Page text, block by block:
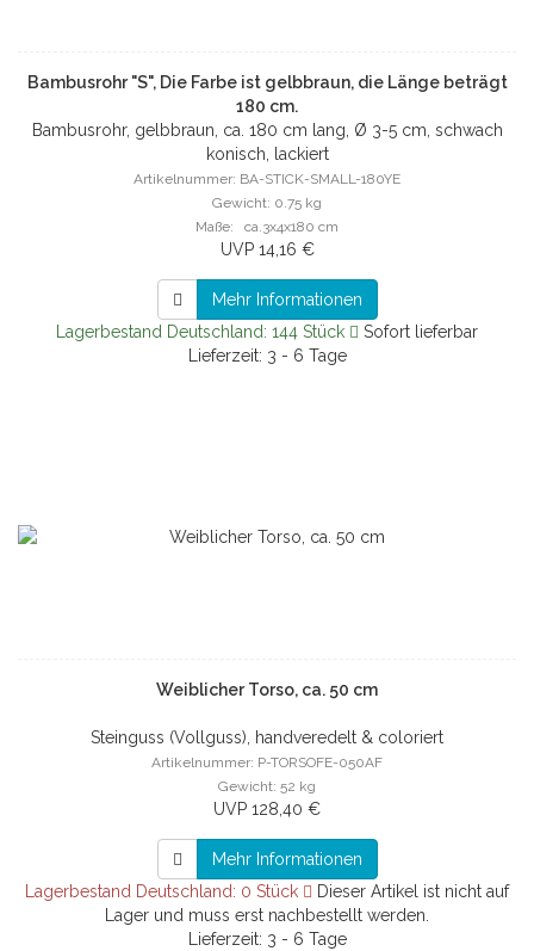
Bambusrohr "S", Die Farbe ist gelbbraun, die Länge beträgt
180 cm.
Bambusrohr, gelbbraun, ca. 180 cm lang, Ø 3-5 cm, schwach
konisch, lackiert
Artikelnummer: BA-STICK-SMALL-180YE
Gewicht: 0.75 kg
Maße: ca.3x4x180 cm
UVP 14,16 €
Mehr Informationen
Lagerbestand Deutschland: 144 Stück
Sofort lieferbar
Lieferzeit: 3 - 6 Tage
Weiblicher Torso, ca. 50 cm
Steinguss (Vollguss), handveredelt & coloriert
Artikelnummer: P-TORSOFE-050AF
Gewicht: 52 kg
UVP 128,40 €
Mehr Informationen
Lagerbestand Deutschland: 0 Stück
Dieser Artikel ist nicht auf
Lager und muss erst nachbestellt werden.
Lieferzeit: 3 - 6 Tage